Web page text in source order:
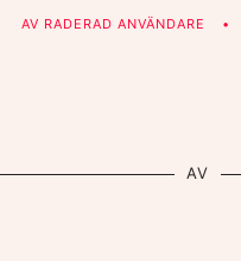
AV RADERAD ANVÄNDARE
AV